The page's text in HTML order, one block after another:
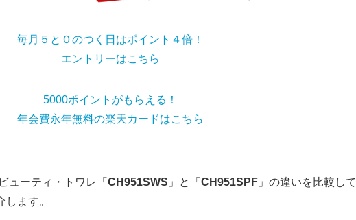
毎月５と０のつく日はポイント４倍！
エントリーはこちら
5000ポイントがもらえる！
年会費永年無料の楽天カードはこちら
ューティ・トワレ「 CH951SWS 」と「 CH951SPF 」の違いを比較して
ます。